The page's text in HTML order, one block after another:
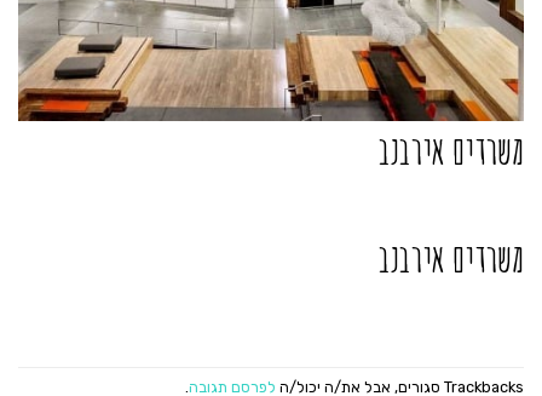
משרדים אירבנב
משרדים אירבנב
Trackbacks סגורים, אבל את/ה יכול/ה לפרסם תגובה.